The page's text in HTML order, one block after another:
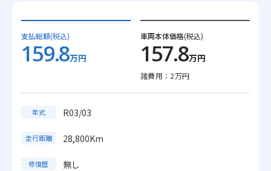
支払総額(税込)
159.8万円
車両本体価格(税込)
157.8万円
諸費用：2万円
年式 R03/03
走行距離 28,800Km
修復歴 無し